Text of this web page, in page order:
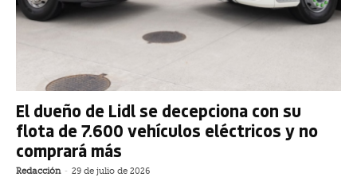
El dueño de Lidl se decepciona con su
flota de 7.600 vehículos eléctricos y no
comprará más
Redacción - 29 de julio de 2026